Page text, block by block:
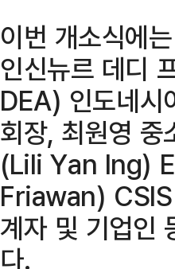
이번 개소식에
인신뉴르 데디
DEA) 인도네시
회장, 최원영 중
(Lili Yan Ing)
Friawan) CSIS
계자 및 기업인
다.